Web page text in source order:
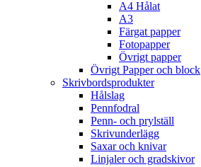
A4 Hålat
A3
Färgat papper
Fotopapper
Övrigt papper
Övrigt Papper och block
Skrivbordsprodukter
Hålslag
Pennfodral
Penn- och prylställ
Skrivunderlägg
Saxar och knivar
Linjaler och gradskivor